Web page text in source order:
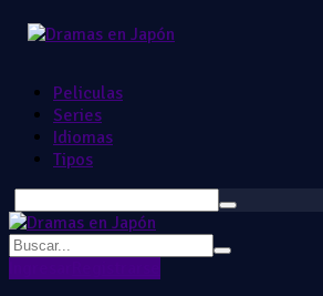
Peliculas
Series
Idiomas
Tipos